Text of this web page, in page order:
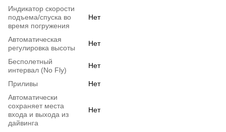
Индикатор скорости
подъема/спуска во
время погружения
Нет
Автоматическая
регулировка высоты
Нет
Бесполетный
интервал (No Fly)
Нет
Приливы
Нет
Автоматически
сохраняет места
входа и выхода из
дайвинга
Нет